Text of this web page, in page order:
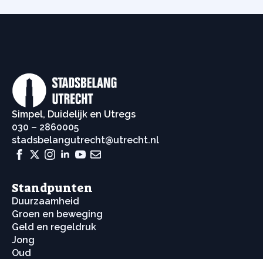
Simpel, Duidelijk en Utregs
030 – 2860005
stadsbelangutrecht@utrecht.nl
Standpunten
Duurzaamheid
Groen en beweging
Geld en regeldruk
Jong
Oud